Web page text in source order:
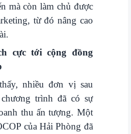
mà còn làm chủ được
từ đó nâng cao
cực tới cộng đồng
nhiều đơn vị sau
trình đã có sự
thu ấn tượng. Một
của Hải Phòng đã